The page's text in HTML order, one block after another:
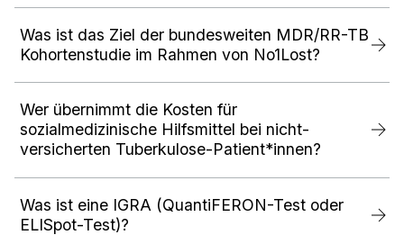
Was ist das Ziel der bundesweiten MDR/RR-TB
Kohortenstudie im Rahmen von No1Lost?
Wer übernimmt die Kosten für
sozialmedizinische Hilfsmittel bei nicht-
versicherten Tuberkulose-Patient*innen?
Was ist eine IGRA (QuantiFERON-Test oder
ELISpot-Test)?